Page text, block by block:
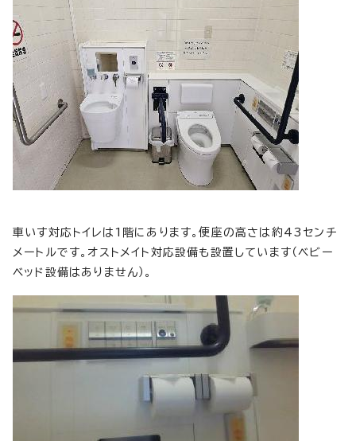
車いす対応トイレは1階にあります。便座の高さは約43センチ
メートルです。オストメイト対応設備も設置しています（ベビー
ベッド設備はありません）。